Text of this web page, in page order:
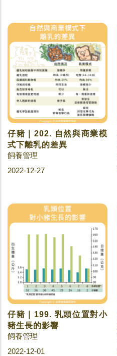
仔豬｜202. 自然與商業模
式下離乳的差異
飼養管理
2022-12-27
仔豬｜199. 乳頭位置對小
豬生長的影響
飼養管理
2022-12-01